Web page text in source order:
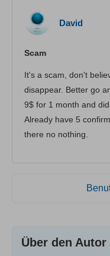
David
Scam
It's a scam, don't
disappear. Better go
9$ for 1 month and
Already have 5
there no nothing.
Über den Autor